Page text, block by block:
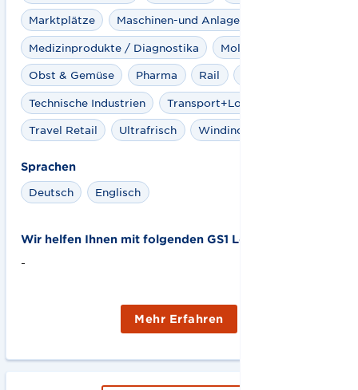
Marktplätze Maschinen-und Anlagenbau
Medizinprodukte / Diagnostika Molkereiprodukte
Obst & Gemüse Pharma Rail
Technische Industrien Transport+Logistik
Travel Retail Ultrafrisch Windindustrie
Sprachen
Deutsch
Englisch
Wir helfen Ihnen mit folgenden GS1 Lösungen:
-
Mehr Erfahren